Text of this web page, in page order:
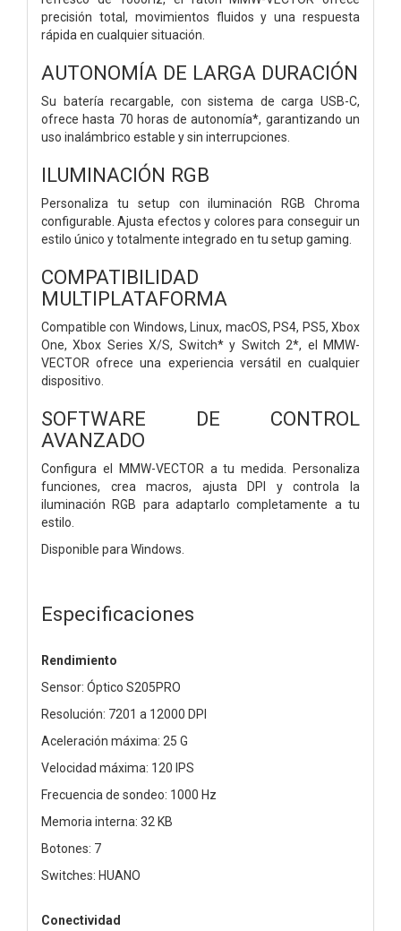
precisión total, movimientos fluidos y una respuesta
rápida en cualquier situación.
AUTONOMÍA DE LARGA DURACIÓN
Su batería recargable, con sistema de carga USB-C,
ofrece hasta 70 horas de autonomía*, garantizando un
uso inalámbrico estable y sin interrupciones.
ILUMINACIÓN RGB
Personaliza tu setup con iluminación RGB Chroma
configurable. Ajusta efectos y colores para conseguir un
estilo único y totalmente integrado en tu setup gaming.
COMPATIBILIDAD
MULTIPLATAFORMA
Compatible con Windows, Linux, macOS, PS4, PS5, Xbox
One, Xbox Series X/S, Switch* y Switch 2*, el MMW-
VECTOR ofrece una experiencia versátil en cualquier
dispositivo.
SOFTWARE DE CONTROL
AVANZADO
Configura el MMW-VECTOR a tu medida. Personaliza
funciones, crea macros, ajusta DPI y controla la
iluminación RGB para adaptarlo completamente a tu
estilo.
Disponible para Windows.
Especificaciones
Rendimiento
Sensor: Óptico S205PRO
Resolución: 7201 a 12000 DPI
Aceleración máxima: 25 G
Velocidad máxima: 120 IPS
Frecuencia de sondeo: 1000 Hz
Memoria interna: 32 KB
Botones: 7
Switches: HUANO
Conectividad